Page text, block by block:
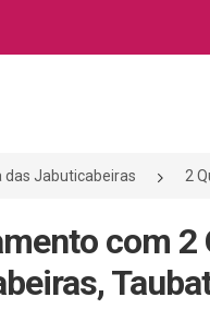
das Jabuticabeiras 2
com 2